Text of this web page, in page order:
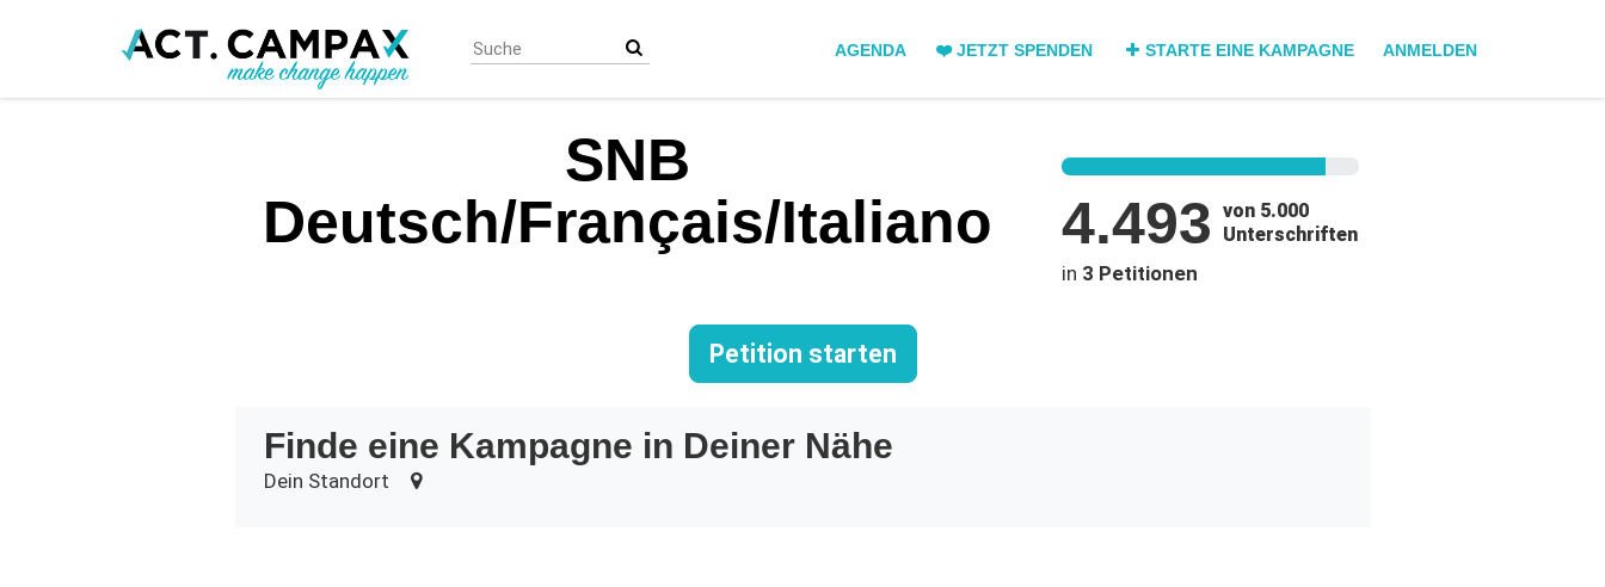
content
AGENDA ❤️ JETZT SPENDEN STARTE EINE KAMPAGNE ANMELDEN
SNB
Deutsch/Français/Italiano
4.493 von 5.000
Unterschriften
in 3 Petitionen
Petition starten
Finde eine Kampagne in Deiner Nähe
Dein Standort